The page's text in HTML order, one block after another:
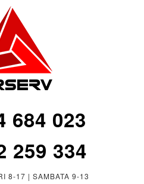
684 023
259 334
8-17 | SAMBATA 9-13